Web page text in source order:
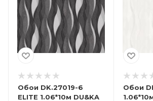
Обои DK.27019-6
ELITE 1.06*10м DU&KA
Обои